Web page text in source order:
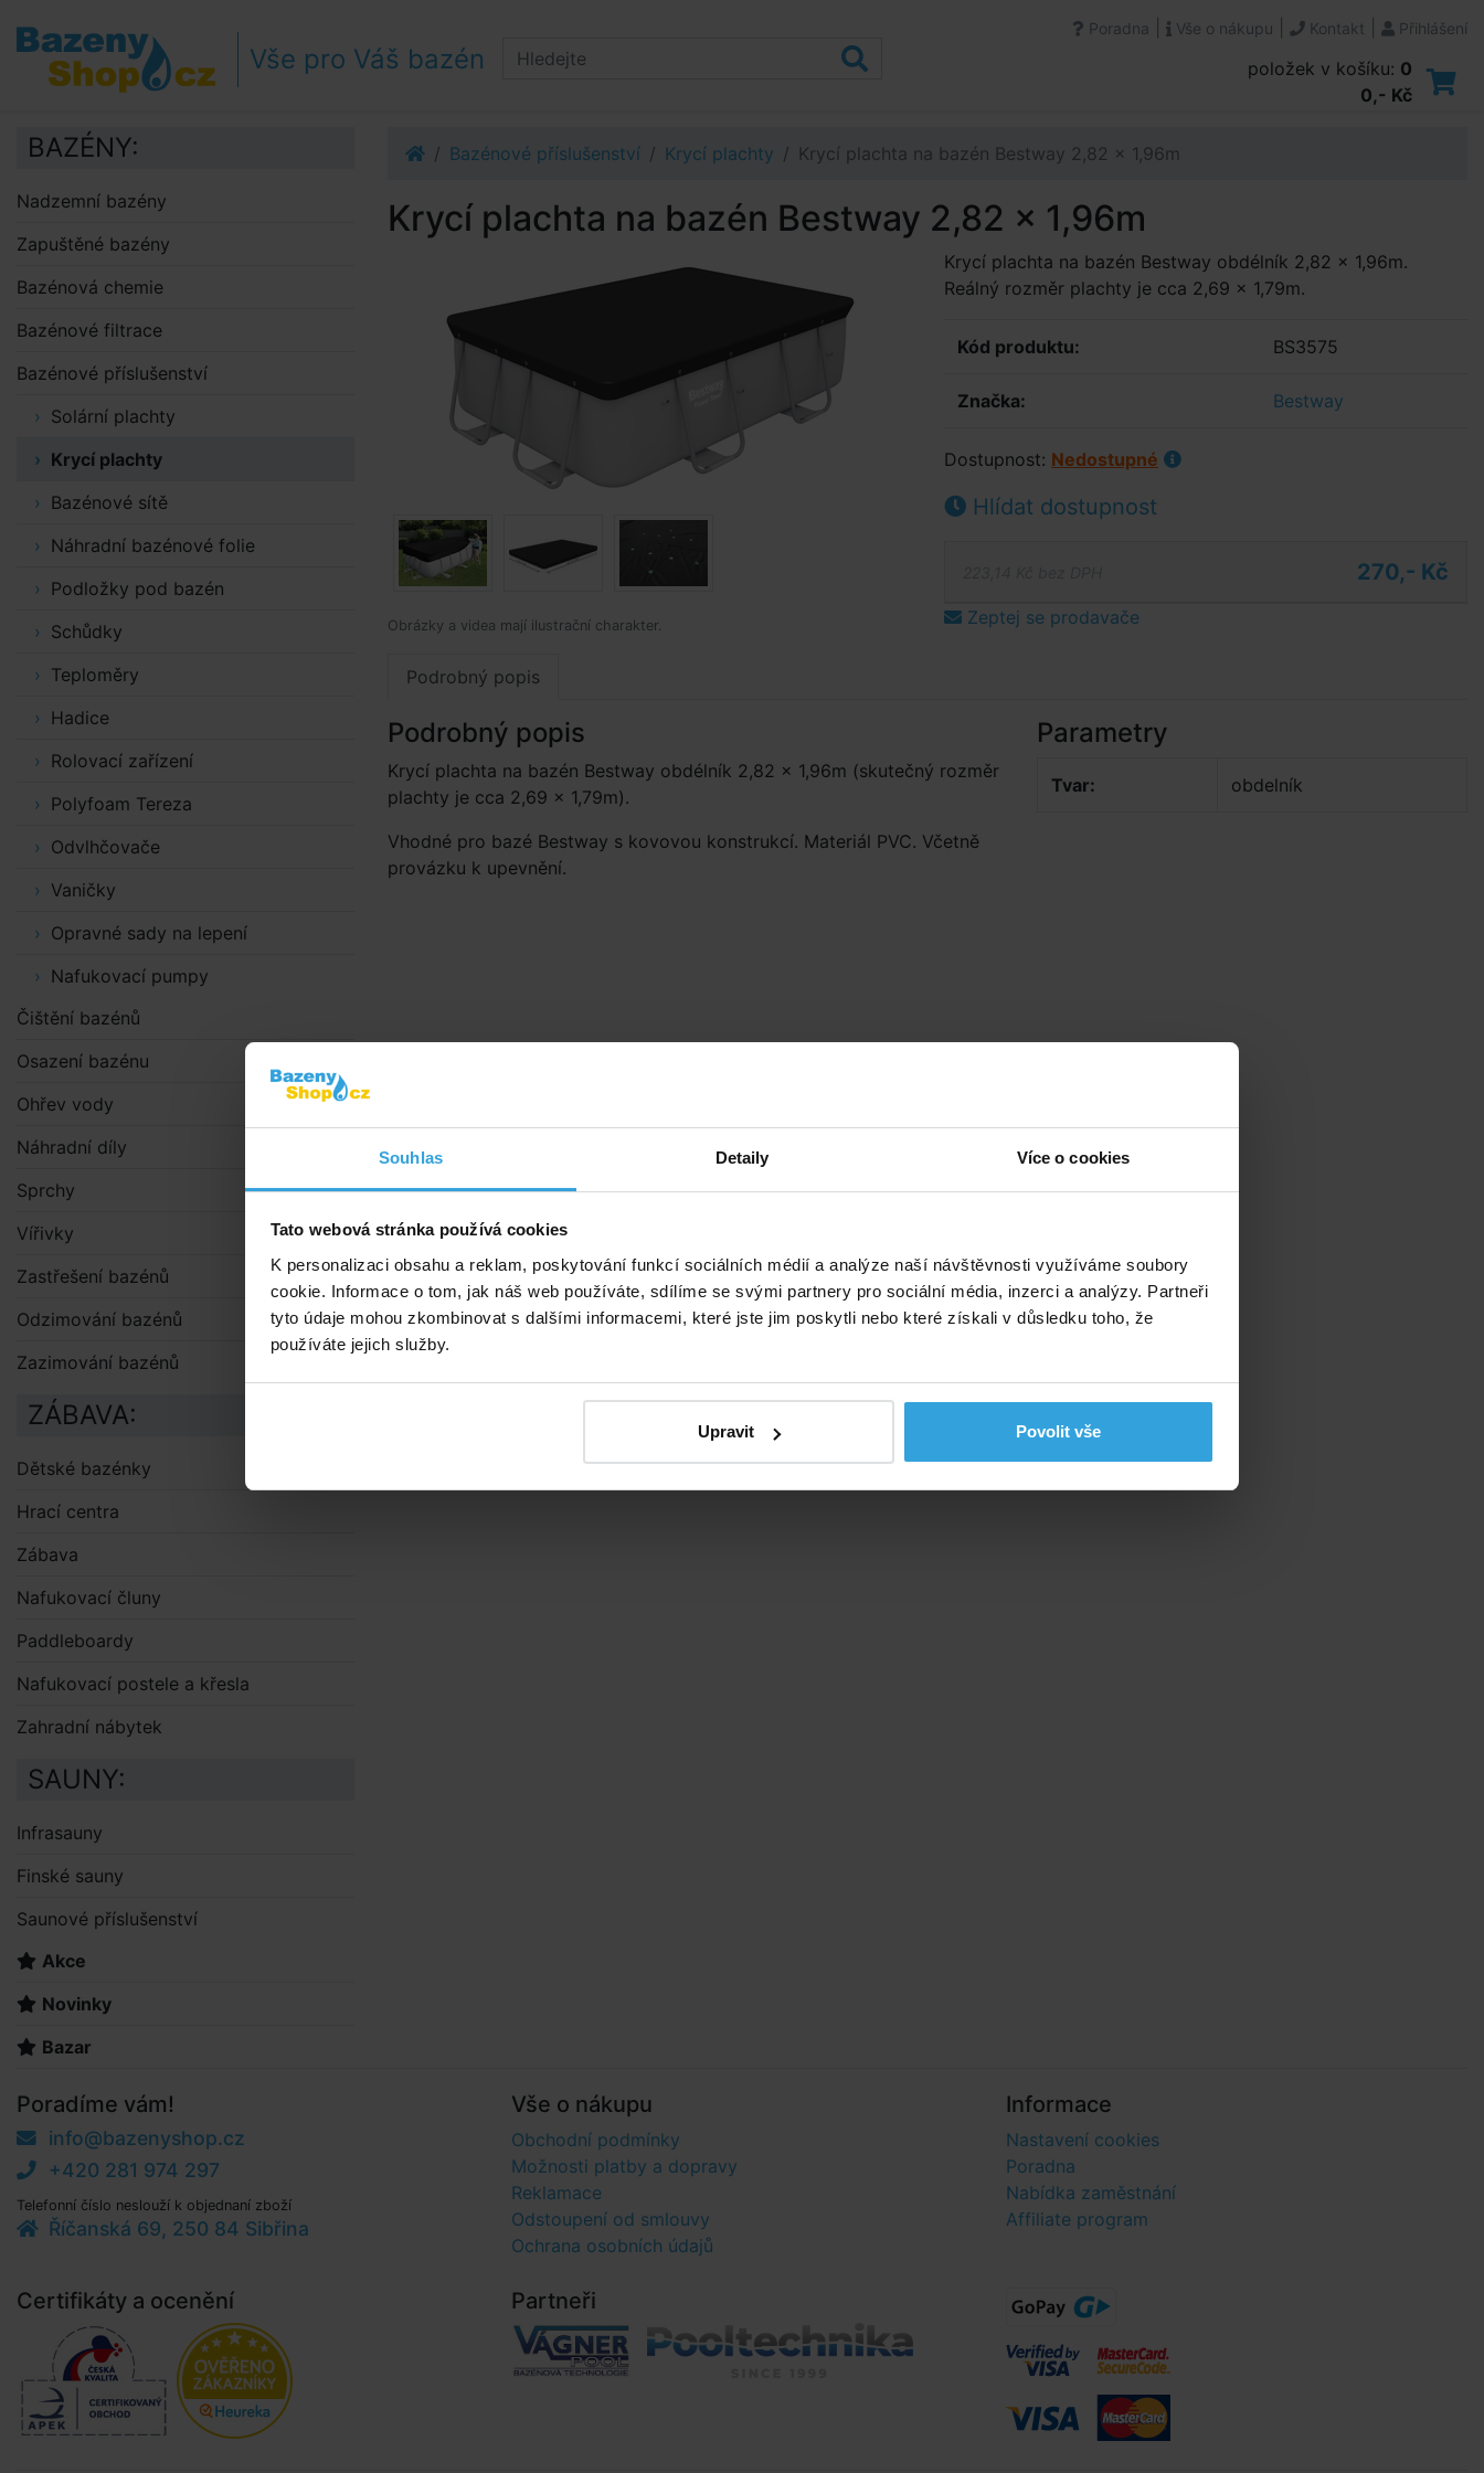
Souhlas Detaily Více o cookies
Tato webová stránka používá cookies
K personalizaci obsahu a reklam, poskytování funkcí sociálních médií a analýze naší návštěvnosti využíváme soubory
cookie. Informace o tom, jak náš web používáte, sdílíme se svými partnery pro sociální média, inzerci a analýzy. Partneři
tyto údaje mohou zkombinovat s dalšími informacemi, které jste jim poskytli nebo které získali v důsledku toho, že
používáte jejich služby.
Upravit Povolit vše
Přejít na obsah
Přejít k postrannímu sloupci
Klávesové zkratky
Vše pro Váš bazén
Poradna Vše o nákupu Kontakt Přihlášení
položek v košíku: 0
0,- Kč
Bazénové příslušenství Krycí plachty Krycí plachta na bazén Bestway 2,82 x 1,96m
Krycí plachta na bazén Bestway 2,82 x 1,96m
Obrázky a videa mají ilustrační charakter.
Krycí plachta na bazén Bestway obdélník 2,82 x 1,96m.
Reálný rozměr plachty je cca 2,69 x 1,79m.
Kód produktu: BS3575
Značka: Bestway
Dostupnost: Nedostupné
Hlídat dostupnost
270,- Kč
Zeptej se prodavače
Podrobný popis
Podrobný popis
Krycí plachta na bazén Bestway obdélník 2,82 × 1,96m (skutečný rozměr
plachty je cca 2,69 × 1,79m).
Vhodné pro bazé Bestway s kovovou konstrukcí. Materiál PVC. Včetně
provázku k upevnění.
Parametry
Tvar: obdelník
BAZÉNY:
Nadzemní bazény
Zapuštěné bazény
Bazénová chemie
Bazénové filtrace
Bazénové příslušenství
Solární plachty
Krycí plachty
Bazénové sítě
Náhradní bazénové folie
Podložky pod bazén
Schůdky
Teploměry
Hadice
Rolovací zařízení
Polyfoam Tereza
Odvlhčovače
Vaničky
Opravné sady na lepení
Nafukovací pumpy
Čištění bazénů
Osazení bazénu
Ohřev vody
Náhradní díly
Sprchy
Vířivky
Zastřešení bazénů
Odzimování bazénů
Zazimování bazénů
ZÁBAVA:
Dětské bazénky
Hrací centra
Zábava
Nafukovací čluny
Paddleboardy
Nafukovací postele a křesla
Zahradní nábytek
SAUNY:
Infrasauny
Finské sauny
Saunové příslušenství
Akce
Novinky
Bazar
Poradíme vám!
info@bazenyshop.cz
+420 281 974 297
Telefonní číslo neslouží k objednaní zboží
Říčanská 69, 250 84 Sibřina
Vše o nákupu
Obchodní podmínky
Možnosti platby a dopravy
Reklamace
Odstoupení od smlouvy
Ochrana osobních údajů
Informace
Nastavení cookies
Poradna
Nabídka zaměstnání
Affiliate program
Certifikáty a ocenění Partneři